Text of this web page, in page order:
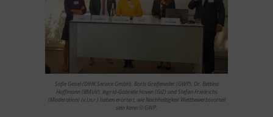
Sofie Geisel (DIHK Service GmbH), Boris Greifeneder (GWP), Dr. Bettina
Hoffmann (BMUV), Ingrid-Gabriele Hoven (GiZ) und Stefan Friedrichs
(Moderation) (v.l.n.r.) haben erörtert, wie Nachhaltigkeit Wettbewerbsvorteil
sein kann © GWP.